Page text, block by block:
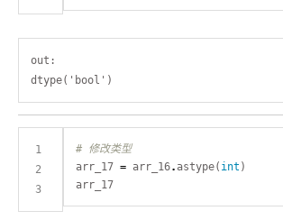
out:
1
2
3
# 修改类型
arr_17 = arr_16. astype( int
arr_17